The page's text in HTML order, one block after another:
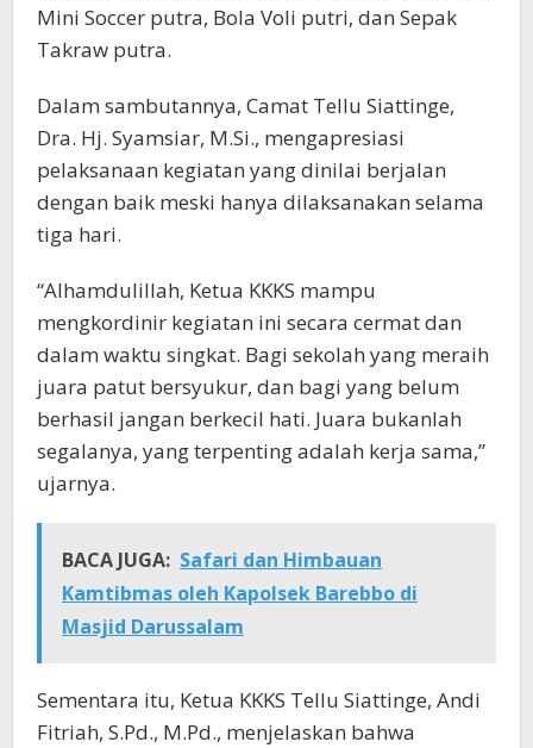
Mini Soccer putra, Bola Voli putri, dan Sepak
Takraw putra.
Dalam sambutannya, Camat Tellu Siattinge,
Dra. Hj. Syamsiar, M.Si., mengapresiasi
pelaksanaan kegiatan yang dinilai berjalan
dengan baik meski hanya dilaksanakan selama
tiga hari.
“Alhamdulillah, Ketua KKKS mampu
mengkordinir kegiatan ini secara cermat dan
dalam waktu singkat. Bagi sekolah yang meraih
juara patut bersyukur, dan bagi yang belum
berhasil jangan berkecil hati. Juara bukanlah
segalanya, yang terpenting adalah kerja sama,”
ujarnya.
BACA JUGA: Safari dan Himbauan
Kamtibmas oleh Kapolsek Barebbo di
Masjid Darussalam
Sementara itu, Ketua KKKS Tellu Siattinge, Andi
Fitriah, S.Pd., M.Pd., menjelaskan bahwa